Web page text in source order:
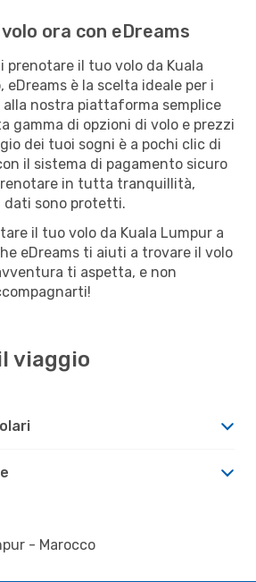
ora con eDreams
prenotare il tuo volo da Kuala
eDreams è la scelta ideale per i
nostra piattaforma semplice
gamma di opzioni di volo e prezzi
dei tuoi sogni è a pochi clic di
il sistema di pagamento sicuro
in tutta tranquillità,
dati sono protetti.
il tuo volo da Kuala Lumpur a
eDreams ti aiuti a trovare il volo
ti aspetta, e non
viaggio
- Marocco